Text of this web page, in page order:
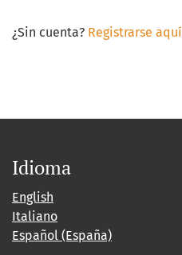
¿Sin cuenta? Registrarse aquí
Idioma
English
Italiano
Español (España)